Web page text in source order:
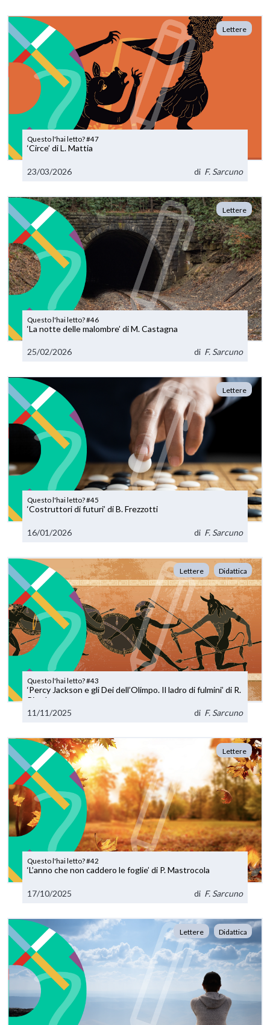
Lettere
Questo l'hai letto? #47
‘Circe’ di L. Mattia
23/03/2026 di F. Sarcuno
Lettere
Questo l'hai letto? #46
‘La notte delle malombre’ di M. Castagna
25/02/2026 di F. Sarcuno
Lettere
Questo l'hai letto? #45
‘Costruttori di futuri’ di B. Frezzotti
16/01/2026 di F. Sarcuno
Lettere Didattica
Questo l'hai letto? #43
‘Percy Jackson e gli Dei dell’Olimpo. Il ladro di fulmini’ di R.
Riordan
11/11/2025
di F. Sarcuno
Lettere
Questo l'hai letto? #42
‘L’anno che non caddero le foglie’ di P. Mastrocola
17/10/2025 di F. Sarcuno
Lettere Didattica